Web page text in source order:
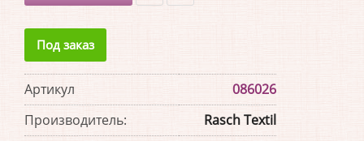
Под заказ
Артикул
086026
Производитель:
Rasch Textil